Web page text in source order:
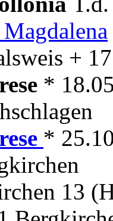
+
*
*
13